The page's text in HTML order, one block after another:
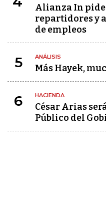
Alianza In pide
repartidores y
de empleos
5 ANÁLISIS
Más Hayek,
6 HACIENDA
César Arias
Público del